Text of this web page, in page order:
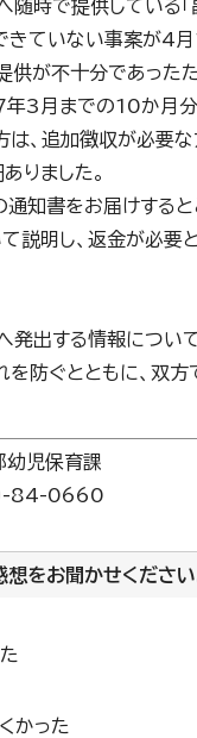
時で提供している
きていない事案が4月
供が不十分であった
3月までの10か月分
は、追加徴収が必要
りました。
知書をお届けする
説明し、返金が必要
出する情報につい
を防ぐとともに、双
幼児保育課
84-0660
をお聞かせください
かった